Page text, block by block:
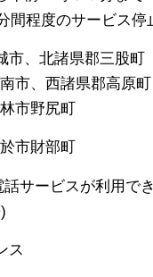
サービス停止が
北諸県郡三股町
郡高原町
町
部町
サービスが利用で
ス